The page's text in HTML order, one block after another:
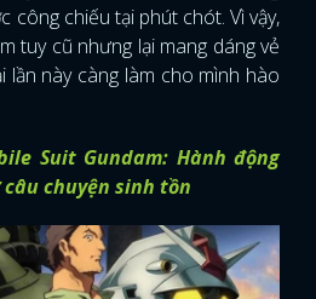
công chiếu tại phút chót. Vì vậy,
tuy cũ nhưng lại mang dáng vẻ
lần này càng làm cho mình hào
Suit Gundam: Hành động
chuyện sinh tồn